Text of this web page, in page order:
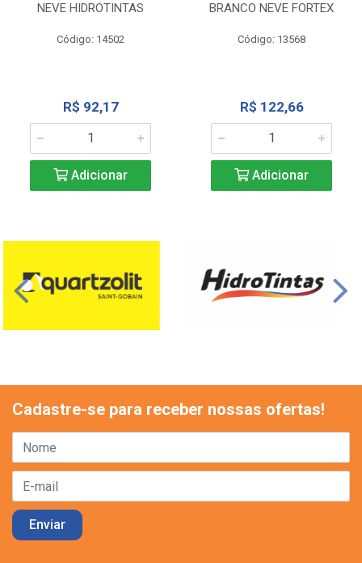
NEVE HIDROTINTAS
Código: 14502
R$ 92,17
Adicionar
BRANCO NEVE FORTEX
Código: 13568
R$ 122,66
Adicionar
Cadastre-se para receber nossas ofertas!